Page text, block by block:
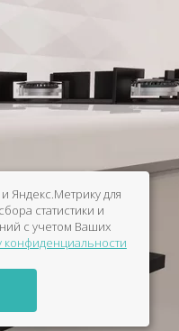
Яндекс.Метрику для
статистики и
с учетом Ваших
конфиденциальности